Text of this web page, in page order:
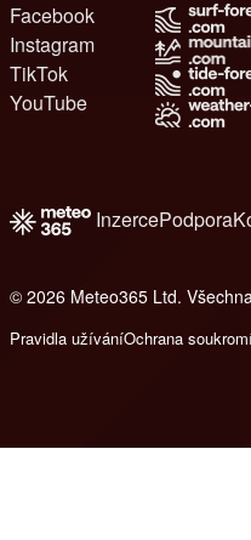
Facebook
Instagram
TikTok
YouTube
InzercePodpora
© 2026 Meteo365 Ltd.
Pravidla užíváníOchrana